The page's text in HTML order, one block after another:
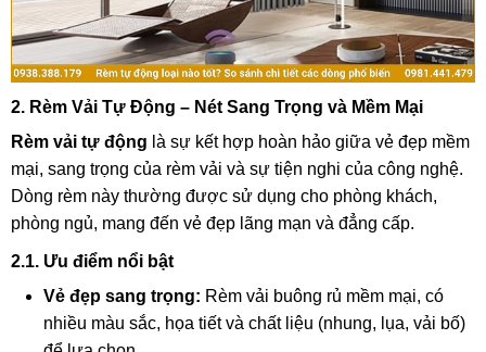
2. Rèm Vải Tự Động – Nét Sang Trọng và Mềm Mại
Rèm vải tự động là sự kết hợp hoàn hảo giữa vẻ đẹp mềm
mại, sang trọng của rèm vải và sự tiện nghi của công nghệ.
Dòng rèm này thường được sử dụng cho phòng khách,
phòng ngủ, mang đến vẻ đẹp lãng mạn và đẳng cấp.
2.1. Ưu điểm nổi bật
Vẻ đẹp sang trọng: Rèm vải buông rủ mềm mại, có
nhiều màu sắc, họa tiết và chất liệu (nhung, lụa, vải bố)